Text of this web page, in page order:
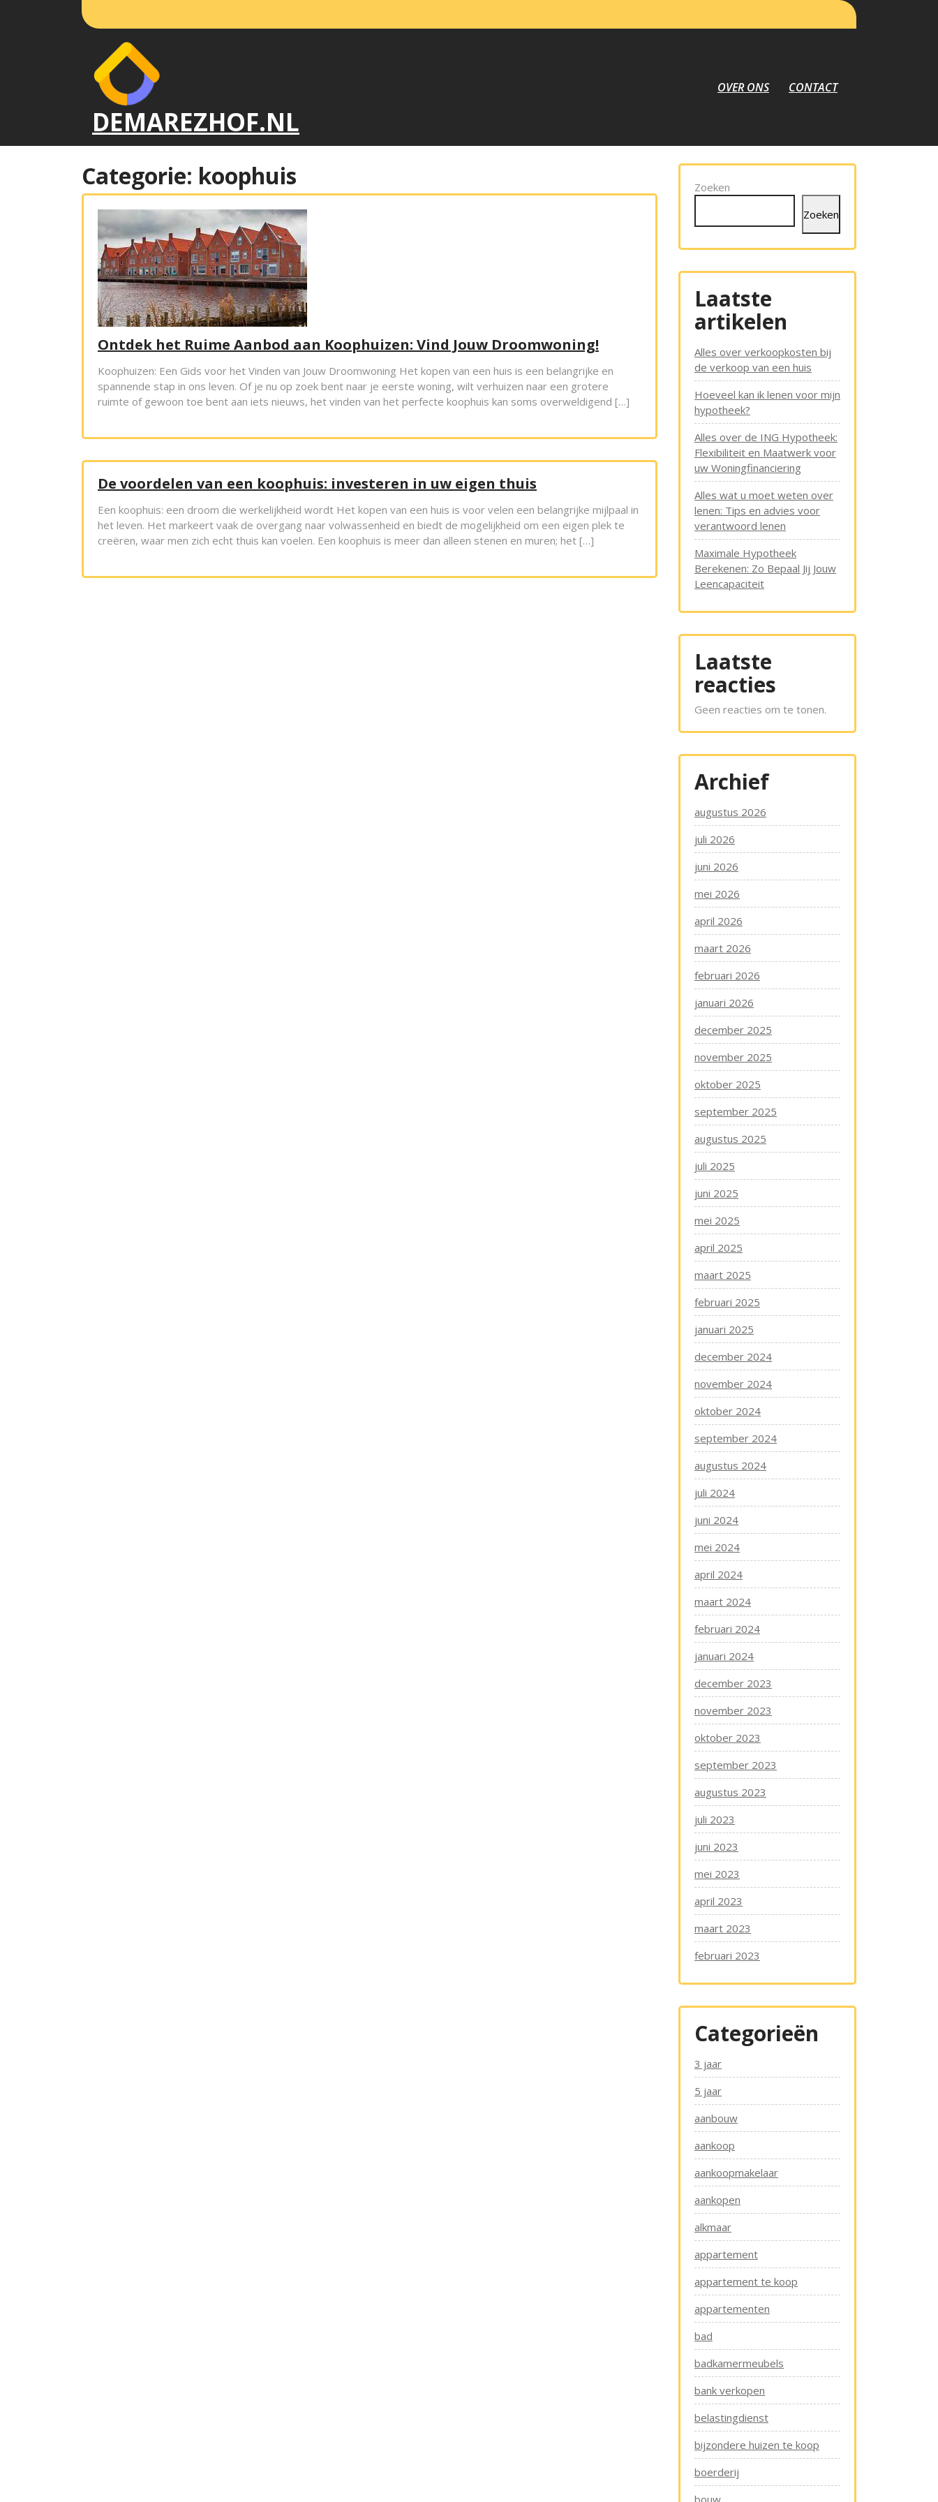
DEMAREZHOF.NL
OVER ONS CONTACT
Categorie: koophuis
Ontdek het Ruime Aanbod aan Koophuizen: Vind Jouw Droomwoning!
Koophuizen: Een Gids voor het Vinden van Jouw Droomwoning Het kopen van een huis is een belangrijke en
spannende stap in ons leven. Of je nu op zoek bent naar je eerste woning, wilt verhuizen naar een grotere
ruimte of gewoon toe bent aan iets nieuws, het vinden van het perfecte koophuis kan soms overweldigend […]
De voordelen van een koophuis: investeren in uw eigen thuis
Een koophuis: een droom die werkelijkheid wordt Het kopen van een huis is voor velen een belangrijke mijlpaal in
het leven. Het markeert vaak de overgang naar volwassenheid en biedt de mogelijkheid om een eigen plek te
creëren, waar men zich echt thuis kan voelen. Een koophuis is meer dan alleen stenen en muren; het […]
Zoeken
Zoeken
Laatste
artikelen
Alles over verkoopkosten bij
de verkoop van een huis
Hoeveel kan ik lenen voor mijn
hypotheek?
Alles over de ING Hypotheek:
Flexibiliteit en Maatwerk voor
uw Woningfinanciering
Alles wat u moet weten over
lenen: Tips en advies voor
verantwoord lenen
Maximale Hypotheek
Berekenen: Zo Bepaal Jij Jouw
Leencapaciteit
Laatste
reacties
Geen reacties om te tonen.
Archief
augustus 2026
juli 2026
juni 2026
mei 2026
april 2026
maart 2026
februari 2026
januari 2026
december 2025
november 2025
oktober 2025
september 2025
augustus 2025
juli 2025
juni 2025
mei 2025
april 2025
maart 2025
februari 2025
januari 2025
december 2024
november 2024
oktober 2024
september 2024
augustus 2024
juli 2024
juni 2024
mei 2024
april 2024
maart 2024
februari 2024
januari 2024
december 2023
november 2023
oktober 2023
september 2023
augustus 2023
juli 2023
juni 2023
mei 2023
april 2023
maart 2023
februari 2023
Categorieën
3 jaar
5 jaar
aanbouw
aankoop
aankoopmakelaar
aankopen
alkmaar
appartement
appartement te koop
appartementen
bad
badkamermeubels
bank verkopen
belastingdienst
bijzondere huizen te koop
boerderij
bouw